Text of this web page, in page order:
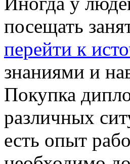
посещать
перейти к
знаниями и
Покупка
различных
есть опыт